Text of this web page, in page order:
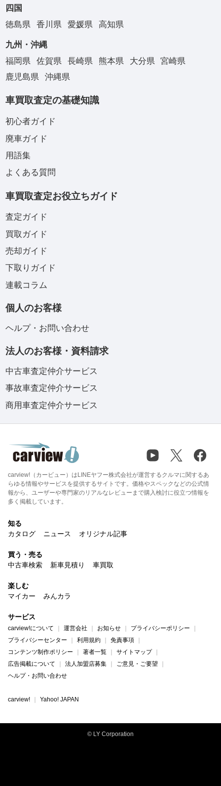
四国
徳島県
香川県 愛媛県 高知県
九州・沖縄
福岡県
佐賀県 長崎県 熊本県 大分県
宮崎県
鹿児島県
沖縄県
車買取査定の基礎知識
初心者ガイド
廃車ガイド
用語集
よくある質問
車買取査定お役立ちガイド
査定ガイド
買取ガイド
売却ガイド
下取りガイド
連載コラム
個人のお客様
ヘルプ・お問い合わせ
法人のお客様・資料請求
中古車査定仲介サービス
事故車査定仲介サービス
商用車査定仲介サービス
carview!（カービュー）はLINEヤフー株式会社が運営するクルマに関するあ
らゆる情報やサービスを提供するサイトです。価格やスペックなどの公式情
報から、ユーザーや専門家のリアルなレビューまで購入検討に役立つ情報を
多く掲載しています。
知る
カタログ
ニュース オリジナル記事
買う・売る
中古車検索
新車見積り 車買取
楽しむ
マイカー
みんカラ
サービス
carview!について 運営会社 お知らせ
プライバシーポリシー
プライバシーセンター
利用規約
免責事項
コンテンツ制作ポリシー
著者一覧
サイトマップ
広告掲載について
法人加盟店募集
ご意見・ご要望
ヘルプ・お問い合わせ
carview! Yahoo! JAPAN
© LY Corporation